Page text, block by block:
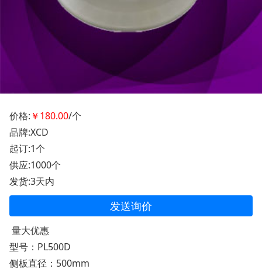
价格: ￥180.00/个
品牌:XCD
起订:1个
供应:1000个
发货:3天内
发送询价
量大优惠
型号：PL500D
侧板直径：500mm